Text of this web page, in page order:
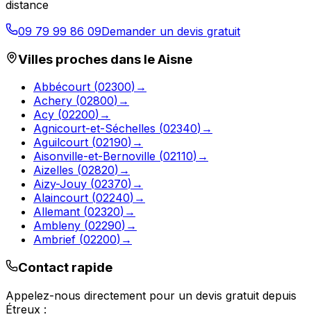
distance
09 79 99 86 09Demander un devis gratuit
Villes proches dans leAisne
Abbécourt (02300) →
Achery (02800) →
Acy (02200) →
Agnicourt-et-Séchelles (02340) →
Aguilcourt (02190) →
Aisonville-et-Bernoville (02110) →
Aizelles (02820) →
Aizy-Jouy (02370) →
Alaincourt (02240) →
Allemant (02320) →
Ambleny (02290) →
Ambrief (02200) →
Contact rapide
Appelez-nous directement pour un devis gratuit depuis
Étreux :